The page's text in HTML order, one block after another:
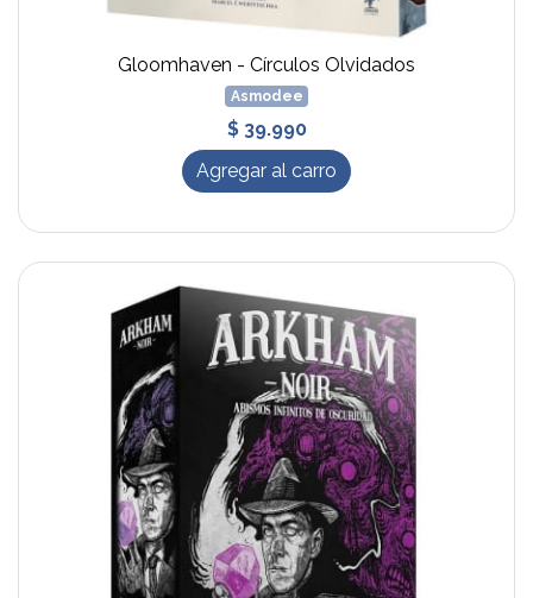
Gloomhaven - Círculos Olvidados
Asmodee
$ 39.990
Agregar al carro